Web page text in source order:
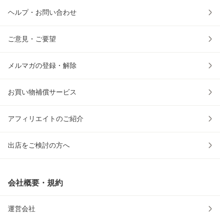
ヘルプ・お問い合わせ
ご意見・ご要望
メルマガの登録・解除
お買い物補償サービス
アフィリエイトのご紹介
出店をご検討の方へ
会社概要・規約
運営会社